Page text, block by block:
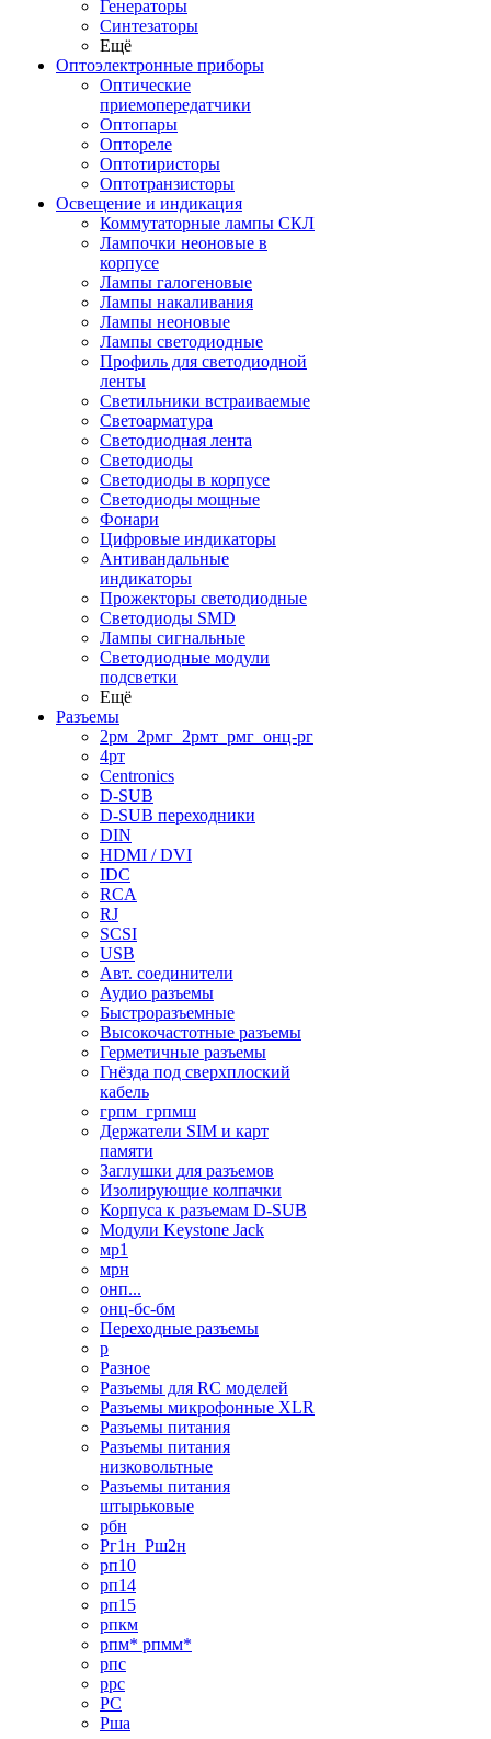
Генераторы
Синтезаторы
Ещё
Оптоэлектронные приборы
Оптические
приемопередатчики
Оптопары
Оптореле
Оптотиристоры
Оптотранзисторы
Освещение и индикация
Коммутаторные лампы СКЛ
Лампочки неоновые в
корпусе
Лампы галогеновые
Лампы накаливания
Лампы неоновые
Лампы светодиодные
Профиль для светодиодной
ленты
Светильники встраиваемые
Светоарматура
Светодиодная лента
Светодиоды
Светодиоды в корпусе
Светодиоды мощные
Фонари
Цифровые индикаторы
Антивандальные
индикаторы
Прожекторы светодиодные
Светодиоды SMD
Лампы сигнальные
Светодиодные модули
подсветки
Ещё
Разъемы
2рм_2рмг_2рмт_рмг_онц-рг
4рт
Centronics
D-SUB
D-SUB переходники
DIN
HDMI / DVI
IDC
RCA
RJ
SCSI
USB
Авт. соединители
Аудио разъемы
Быстроразъемные
Высокочастотные разъемы
Герметичные разъемы
Гнёзда под сверхплоский
кабель
грпм_грпмш
Держатели SIM и карт
памяти
Заглушки для разъемов
Изолирующие колпачки
Корпуса к разъемам D-SUB
Модули Keystone Jack
мр1
мрн
онп...
онц-бс-бм
Переходные разъемы
р
Разное
Разъемы для RC моделей
Разъемы микрофонные XLR
Разъемы питания
Разъемы питания
низковольтные
Разъемы питания
штырьковые
рбн
Рг1н_Рш2н
рп10
рп14
рп15
рпкм
рпм* рпмм*
рпс
ррс
РС
Рша